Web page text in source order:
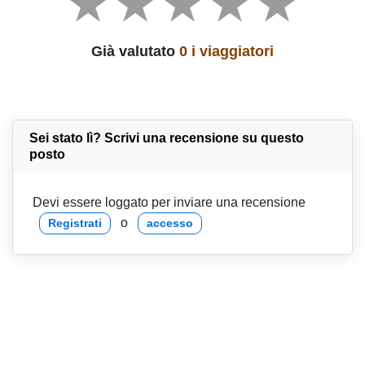
Già valutato 0 i viaggiatori
Sei stato lì? Scrivi una recensione su questo
posto
Devi essere loggato per inviare una recensione
Registrati o accesso